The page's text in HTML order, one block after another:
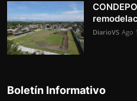
DiarioVS Ago
Boletín Informativo